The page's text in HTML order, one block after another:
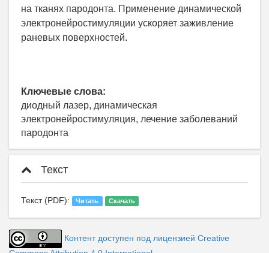
на тканях пародонта. Применение динамической
электронейростимуляции ускоряет заживление
раневых поверхностей.
Ключевые слова:
диодный лазер, динамическая
электронейростимуляция, лечение заболеваний
пародонта
Текст
Текст (PDF): Читать Скачать
Контент доступен под лицензией Creative